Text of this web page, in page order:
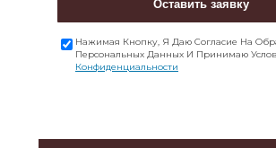
Оставить заявку
Нажимая Кнопку, Я Даю Согласие На
Персональных Данных И Принимаю
Конфиденциальности